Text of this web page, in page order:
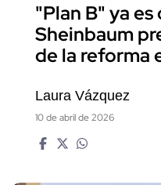
"Plan B" ya
Sheinbaum
de la reforma
Laura Vázquez
10 de abril de 2026